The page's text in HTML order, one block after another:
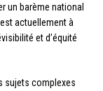
un barème national
actuellement à
et d’équité
sujets complexes